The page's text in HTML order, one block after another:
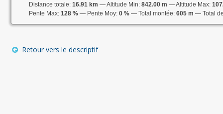
Distance totale: 16.91 km Altitude Min: 842.00 m Altitude Max:
Pente Max: 128 % Pente Moy: 0 % Total montée: 605 m Total
Retour vers le descriptif